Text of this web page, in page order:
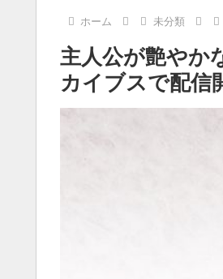
ホーム 未分類
主人公が艶やか
カイブスで配信